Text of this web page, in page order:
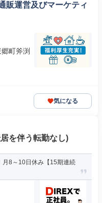
販運営及びマーケティ
町斧渕
気になる
を伴う転勤なし)
8～10日休み【15期連続